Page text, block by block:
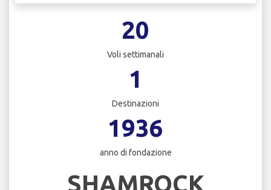
20
Voli settimanali
1
Destinazioni
1936
anno di fondazione
SHAMROCK